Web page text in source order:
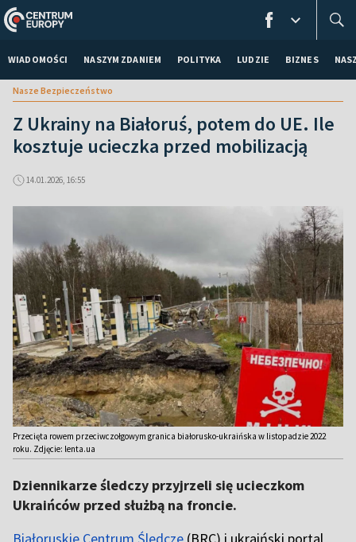
WIADOMOŚCI NASZYM ZDANIEM POLITYKA LUDZIE BIZNES
Nasze Bezpieczeństwo
Z Ukrainy na Białoruś, potem do UE. Ile
kosztuje ucieczka przed mobilizacją
14.01.2026, 16:55
Przecięta rowem przeciwczołgowym granica białorusko-ukraińska w listopadzie 2022
roku. Zdjęcie: lenta.ua
Dziennikarze śledczy przyjrzeli się ucieczkom
Ukraińców przed służbą na froncie.